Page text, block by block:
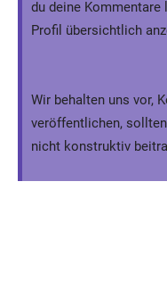
du deine Kommentare
Profil übersichtlich
Wir behalten uns vor,
veröffentlichen,
nicht konstruktiv